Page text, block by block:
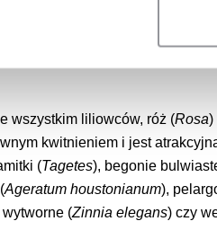
rabatom.
wszystkim liliowców, róż (Rosa)
kwitnieniem i jest
(Tagetes), begonie
Ageratum houstonianum),
(Zinnia elegans) czy